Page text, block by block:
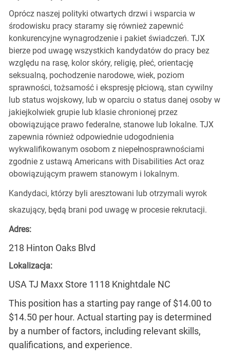
Oprócz naszej polityki otwartych drzwi i wsparcia w
środowisku pracy staramy się również zapewnić
konkurencyjne wynagrodzenie i pakiet świadczeń. TJX
bierze pod uwagę wszystkich kandydatów do pracy bez
względu na rasę, kolor skóry, religię, płeć, orientację
seksualną, pochodzenie narodowe, wiek, poziom
sprawności, tożsamość i ekspresję płciową, stan cywilny
lub status wojskowy, lub w oparciu o status danej osoby w
jakiejkolwiek grupie lub klasie chronionej przez
obowiązujące prawo federalne, stanowe lub lokalne. TJX
zapewnia również odpowiednie udogodnienia
wykwalifikowanym osobom z niepełnosprawnościami
zgodnie z ustawą Americans with Disabilities Act oraz
obowiązującym prawem stanowym i lokalnym.
Kandydaci, którzy byli aresztowani lub otrzymali wyrok
skazujący, będą brani pod uwagę w procesie rekrutacji.
Adres:
218 Hinton Oaks Blvd
Lokalizacja:
USA TJ Maxx Store 1118 Knightdale NC
This position has a starting pay range of $14.00 to
$14.50 per hour. Actual starting pay is determined
by a number of factors, including relevant skills,
qualifications, and experience.